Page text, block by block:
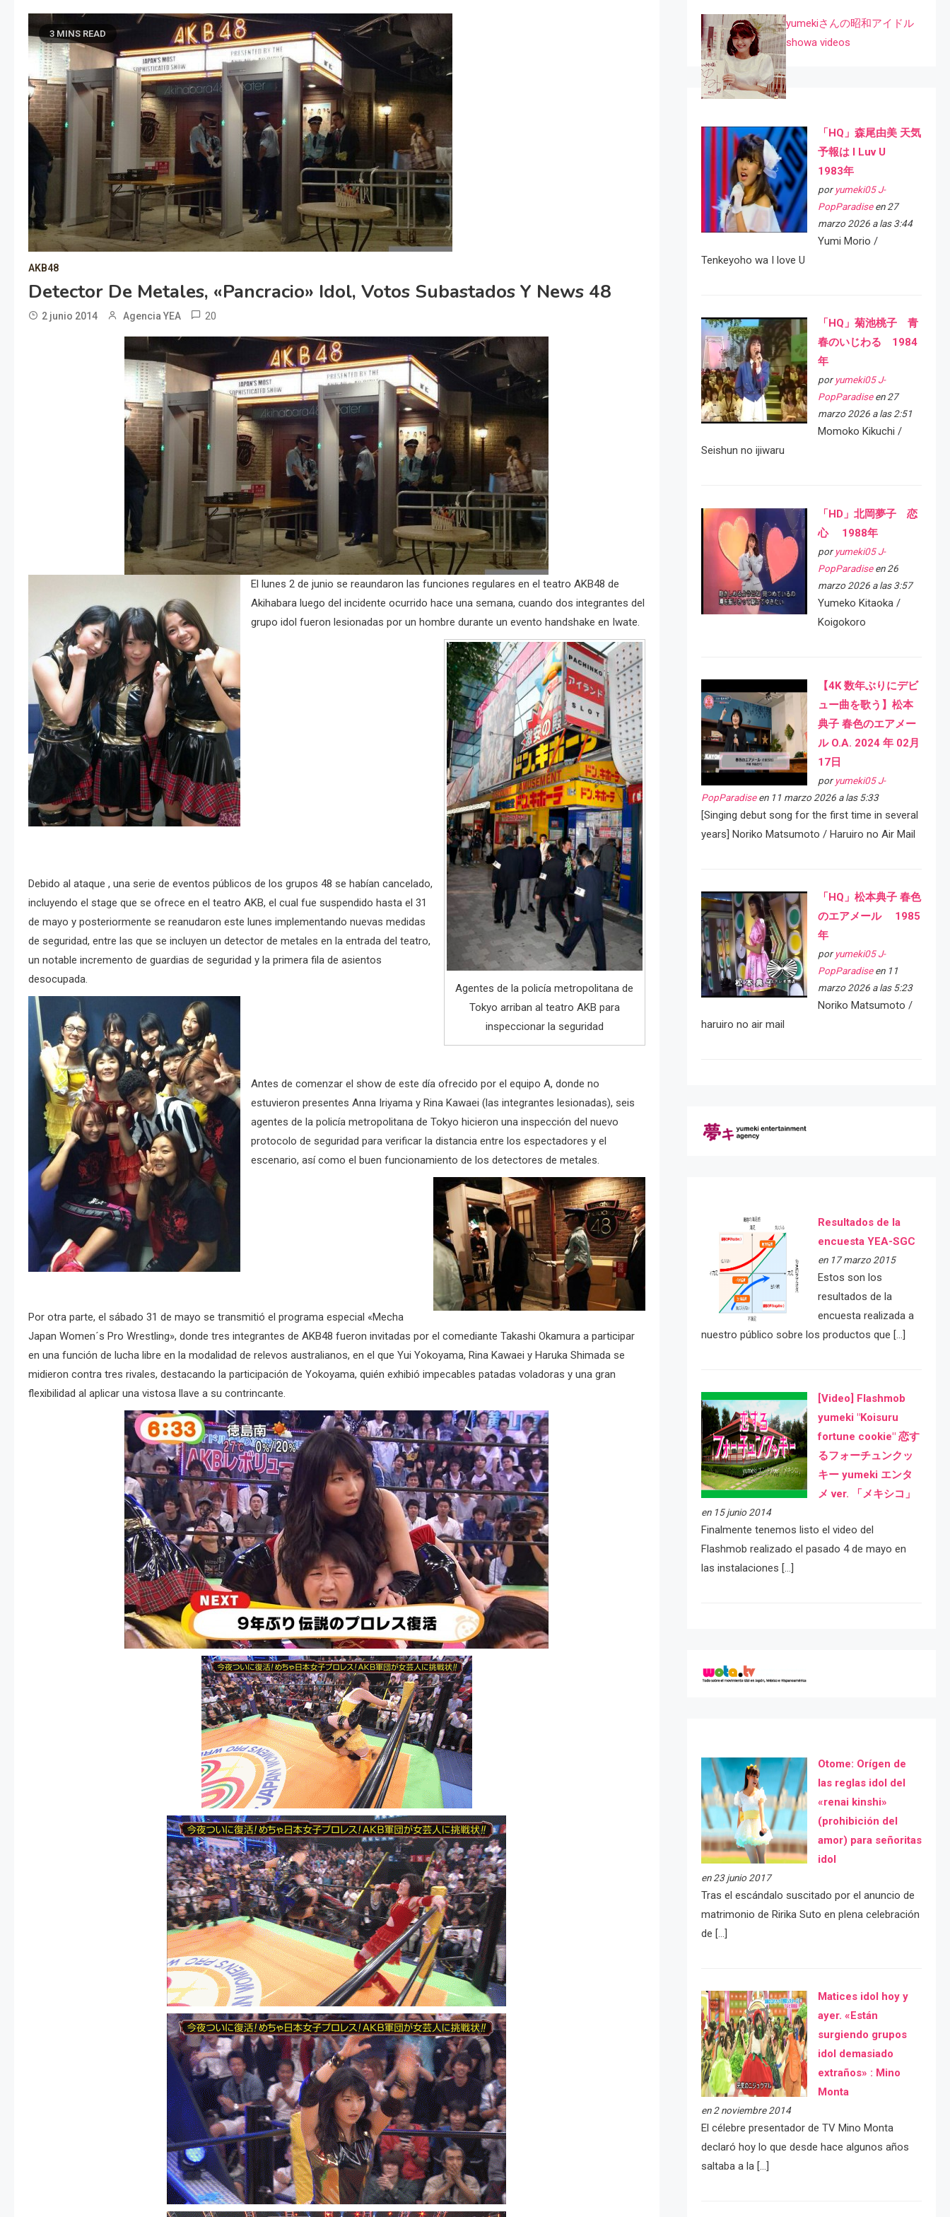
3 MINS READ
AKB48
Detector De Metales, «pancracio» Idol, Votos Subastados Y News 48
2 junio 2014 Agencia YEA 20
El lunes 2 de junio se reaundaron las funciones regulares en el teatro AKB48 de
Akihabara luego del incidente ocurrido hace una semana, cuando dos integrantes del
grupo idol fueron lesionadas por un hombre durante un evento handshake en Iwate.
Agentes de la policía metropolitana de
Tokyo arriban al teatro AKB para
inspeccionar la seguridad
Debido al ataque , una serie de eventos públicos de los grupos 48 se habían cancelado,
incluyendo el stage que se ofrece en el teatro AKB, el cual fue suspendido hasta el 31
de mayo y posteriormente se reanudaron este lunes implementando nuevas medidas
de seguridad, entre las que se incluyen un detector de metales en la entrada del teatro,
un notable incremento de guardias de seguridad y la primera fila de asientos
desocupada.
Antes de comenzar el show de este día ofrecido por el equipo A, donde no
estuvieron presentes Anna Iriyama y Rina Kawaei (las integrantes lesionadas), seis
agentes de la policía metropolitana de Tokyo hicieron una inspección del nuevo
protocolo de seguridad para verificar la distancia entre los espectadores y el
escenario, así como el buen funcionamiento de los detectores de metales.
Por otra parte, el sábado 31 de mayo se transmitió el programa especial «Mecha
Japan Women´s Pro Wrestling», donde tres integrantes de AKB48 fueron invitadas por el comediante Takashi Okamura a participar
en una función de lucha libre en la modalidad de relevos australianos, en el que Yui Yokoyama, Rina Kawaei y Haruka Shimada se
midieron contra tres rivales, destacando la participación de Yokoyama, quién exhibió impecables patadas voladoras y una gran
flexibilidad al aplicar una vistosa llave a su contrincante.
yumekiさんの昭和アイドル
showa videos
「HQ」森尾由美 天気
予報は I Luv U
1983年
por yumeki05 J-
PopParadiseen 27
marzo 2026 a las 3:44
Yumi Morio /
Tenkeyoho wa I love U
「HQ」菊池桃子 青
春のいじわる 1984
年
por yumeki05 J-
PopParadiseen 27
marzo 2026 a las 2:51
Momoko Kikuchi /
Seishun no ijiwaru
「HD」北岡夢子 恋
心 1988年
por yumeki05 J-
PopParadiseen 26
marzo 2026 a las 3:57
Yumeko Kitaoka /
Koigokoro
【4K 数年ぶりにデビ
ュー曲を歌う】松本
典子 春色のエアメー
ル O.A. 2024 年 02月
17日
por yumeki05 J-
PopParadiseen 11 marzo 2026 a las 5:33
[Singing debut song for the first time in several
years] Noriko Matsumoto / Haruiro no Air Mail
「HQ」松本典子 春色
のエアメール 1985
年
por yumeki05 J-
PopParadiseen 11
marzo 2026 a las 5:23
Noriko Matsumoto /
haruiro no air mail
Resultados de la
encuesta YEA-SGC
en 17 marzo 2015
Estos son los
resultados de la
encuesta realizada a
nuestro público sobre los productos que […]
[Video] Flashmob
yumeki "Koisuru
fortune cookie" 恋す
るフォーチュンクッ
キー yumeki エンタ
メ ver. 「メキシコ」
en 15 junio 2014
Finalmente tenemos listo el video del
Flashmob realizado el pasado 4 de mayo en
las instalaciones […]
Otome: Orígen de
las reglas idol del
«renai kinshi»
(prohibición del
amor) para señoritas
idol
en 23 junio 2017
Tras el escándalo suscitado por el anuncio de
matrimonio de Ririka Suto en plena celebración
de […]
Matices idol hoy y
ayer. «Están
surgiendo grupos
idol demasiado
extraños» : Mino
Monta
en 2 noviembre 2014
El célebre presentador de TV Mino Monta
declaró hoy lo que desde hace algunos años
saltaba a la […]